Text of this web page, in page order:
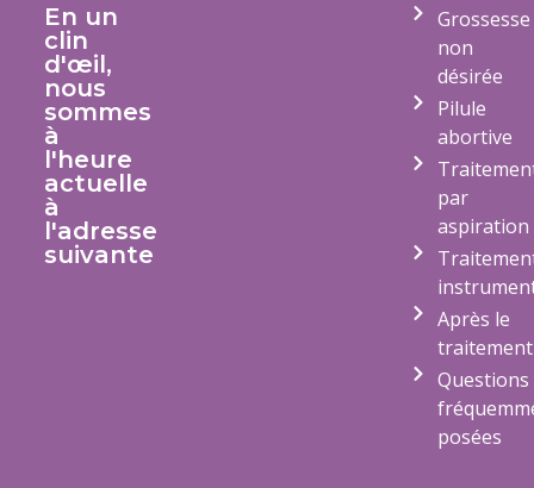
En un
clin
d'œil,
nous
sommes
à
l'heure
actuelle
à
l'adresse
suivante
Grossesse
non
désirée
Pilule
abortive
par
aspiration
Après le
traitement
Questions
posées